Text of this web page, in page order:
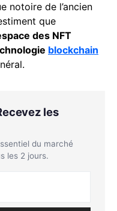
notoire de l’ancien
que
des NFT
blockchain
les
du marché
les 2 jours.